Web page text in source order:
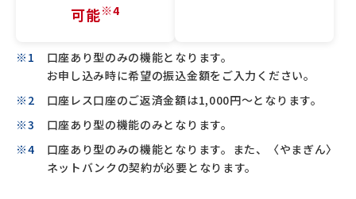
可能※4
口座あり型のみの機能となります。
お申し込み時に希望の振込金額をご入力ください。
口座レス口座のご返済金額は1,000円～となります。
口座あり型の機能のみとなります。
口座あり型のみの機能となります。また、〈やまぎん〉
ネットバンクの契約が必要となります。